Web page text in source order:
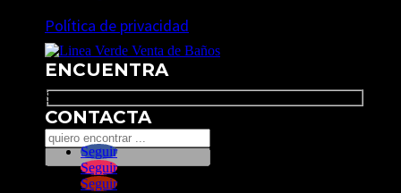
Política de privacidad
ENCUENTRA
Search
CONTACTA
Seguir
Seguir
Seguir